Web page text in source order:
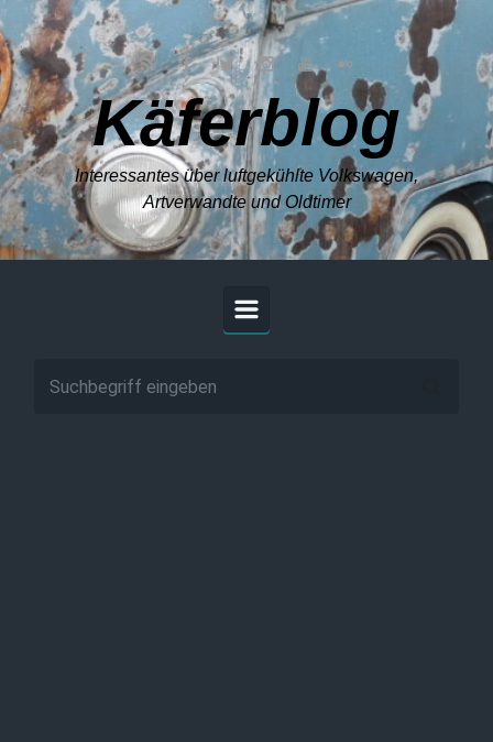
Zum Hauptinhalt springen
Käferblog
Interessantes über luftgekühlte Volkswagen,
Artverwandte und Oldtimer